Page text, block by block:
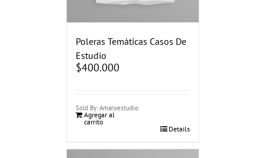
Poleras Temáticas Casos De
Estudio
$400.000
Sold By: Amaroestudio
Agregar al
carrito
Details